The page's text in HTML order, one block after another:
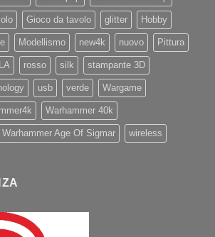
Gioco da tavolo glitter Hobby
Modellismo new4k nuovo Pittura
rosso silk stampante 3D
usb verde Wargame
Warhammer 40k
Warhammer Age Of Sigmar wireless